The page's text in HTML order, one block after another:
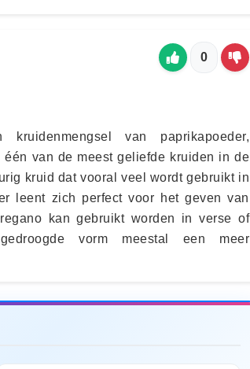
0
van paprikapoeder,
van de meest geliefde kruiden in de
kruid dat vooral veel wordt gebruikt in
leent zich perfect voor het geven van
kan gebruikt worden in verse of
vorm meestal een meer